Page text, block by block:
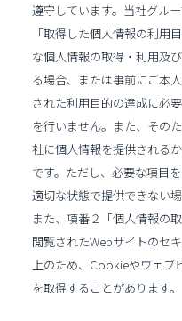
遵守しています。当社グル
「取得した個人情報の利用
な個人情報の取得・利用及
る場合、または事前にご本
された利用目的の達成に必
を行いません。また、その
社に個人情報を提供される
です。ただし、必要な項目
適切な状態で提供できない場
また、項番２「個人情報の
閲覧されたWebサイトのセ
上のため、Cookieやウェブ
を取得することがあります。